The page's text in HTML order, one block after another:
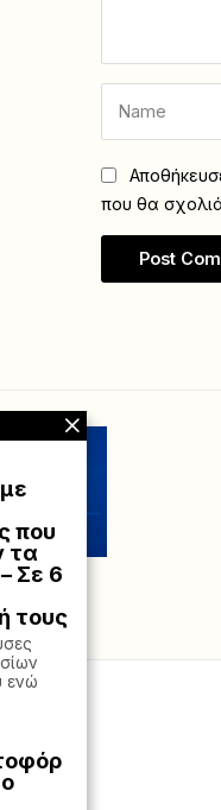
που θα
που
τα
Σε 6
τους
ενώ